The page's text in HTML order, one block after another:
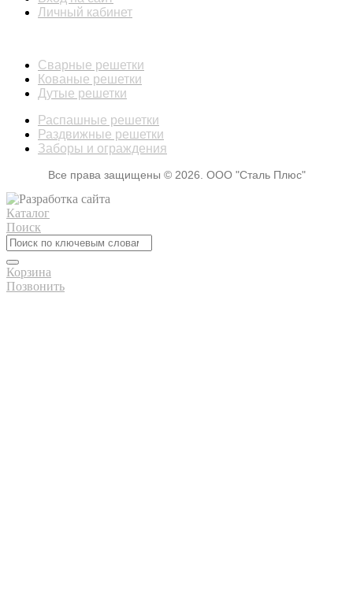
Личный кабинет
Сварные решетки
Кованые решетки
Дутые решетки
Распашные решетки
Раздвижные решетки
Заборы и ограждения
Все права защищены © 2026. ООО "Сталь Плюс"
Каталог
Поиск
Корзина
Позвонить